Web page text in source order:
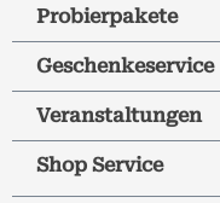
Probierpakete
Geschenkeservice
Veranstaltungen
Shop Service